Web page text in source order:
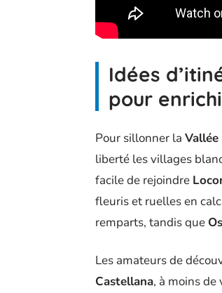
Idées
pour
Pour sillonner la Vallée
liberté les villages
facile de rejoindre
fleuris et ruelles en
remparts, tandis que
Les amateurs de
Castellana, à moins